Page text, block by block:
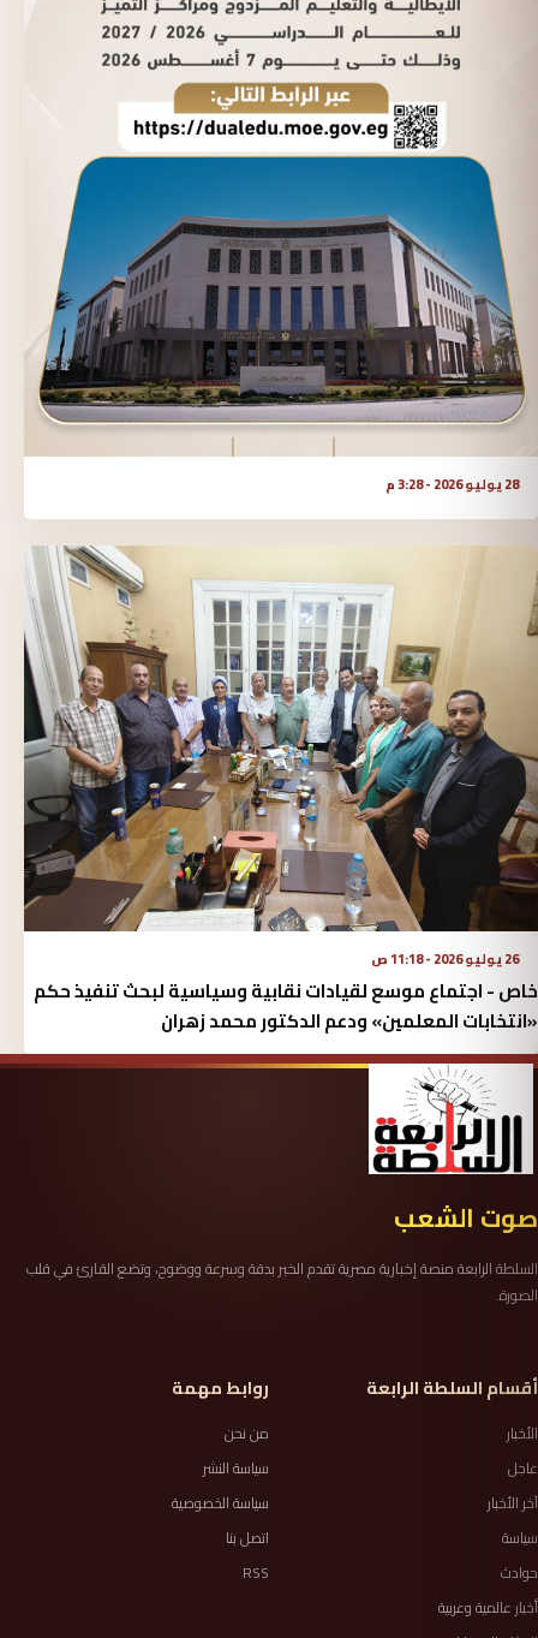
28 يوليو 2026 - 3:28 م
26 يوليو 2026 - 11:18 ص
خاص - اجتماع موسع لقيادات نقابية وسياسية لبحث تنفيذ حكم
«انتخابات المعلمين» ودعم الدكتور محمد زهران
صوت الشعب
السلطة الرابعة منصة إخبارية مصرية تقدم الخبر بدقة وسرعة ووضوح، وتضع القارئ في قلب
الصورة.
أقسام السلطة الرابعة
الأخبار
عاجل
آخر الأخبار
سياسة
حوادث
أخبار عالمية وعربية
روابط مهمة
من نحن
سياسة النشر
سياسة الخصوصية
اتصل بنا
RSS